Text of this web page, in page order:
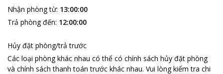
Nhận phòng từ: 13:00:00
Trả phòng đến: 12:00:00
Hủy đặt phòng/trả trước
Các loại phòng khác nhau có thể có chính sách hủy đặt phòng
và chính sách thanh toán trước khác nhau. Vui lòng kiểm tra chi